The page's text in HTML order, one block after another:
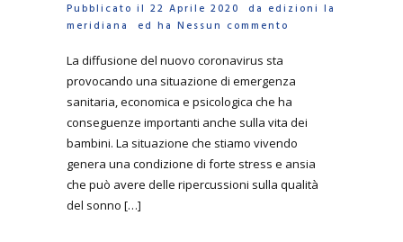
Pubblicato il 22 Aprile 2020 da edizioni la
meridiana
ed ha Nessun commento
La diffusione del nuovo coronavirus sta
provocando una situazione di emergenza
sanitaria, economica e psicologica che ha
conseguenze importanti anche sulla vita dei
bambini. La situazione che stiamo vivendo
genera una condizione di forte stress e ansia
che può avere delle ripercussioni sulla qualità
del sonno […]